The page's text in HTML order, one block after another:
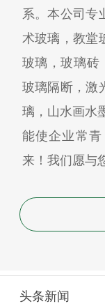
系。本公司专
术玻璃，教堂
玻璃，玻璃砖
玻璃隔断，激
璃，山水画水
能使企业常
来！我们愿与
头条新闻